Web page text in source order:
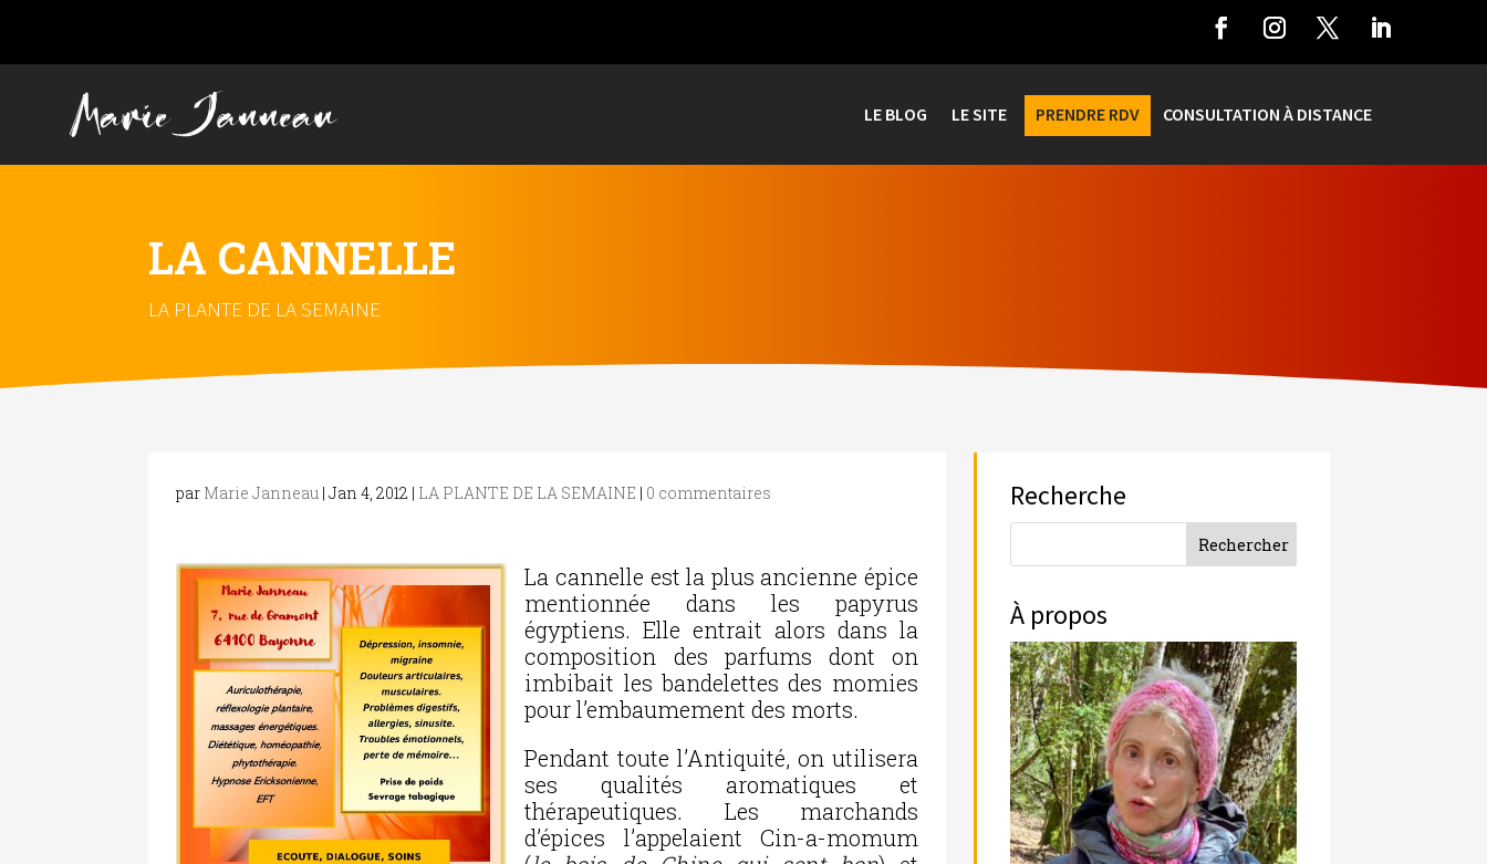
LE BLOG LE SITE PRENDRE RDV CONSULTATION À DISTANCE
LA CANNELLE
LA PLANTE DE LA SEMAINE
par Marie Janneau |Jan 4, 2012 | LA PLANTE DE LA SEMAINE | 0 commentaires
La cannelle est la plus ancienne épice
mentionnée dans les papyrus
égyptiens. Elle entrait alors dans la
composition des parfums dont on
imbibait les bandelettes des momies
pour l’embaumement des morts.
Pendant toute l’Antiquité, on utilisera
ses qualités aromatiques et
thérapeutiques. Les marchands
d’épices l’appelaient Cin-a-momum
Recherche
À propos